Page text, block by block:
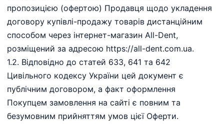
пропозицією (офертою) Продавця щодо укладення
договору купівлі-продажу товарів дистанційним
способом через інтернет-магазин All-Dent,
розміщений за адресою https://all-dent.com.ua.
1.2. Відповідно до статей 633, 641 та 642
Цивільного кодексу України цей документ є
публічним договором, а факт оформлення
Покупцем замовлення на сайті є повним та
безумовним прийняттям умов цієї Оферти.